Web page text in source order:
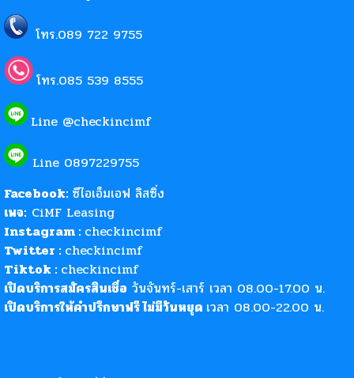
โทร.089 722 9755
โทร.085 539 8555
Line @checkincimf
Line 0897229755
Facebook: ซีไอเอ็มเอฟ ลิสซิ่ง
เพจ: CiMF Leasing
Instagram : checkincimf
Twitter : checkincimf
Tiktok : checkincimf
เปิดบริการสมัครสินเชื่อ วันจันทร์-เสาร์ เวลา 08.00-17.00 น.
เปิดบริการให้คำปรึกษาฟรี ไม่มีวันหยุด เวลา 08.00-22.00 น.